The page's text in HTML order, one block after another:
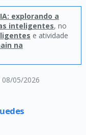
08/05/2026
explorando a
inteligentes, no
e atividade
na